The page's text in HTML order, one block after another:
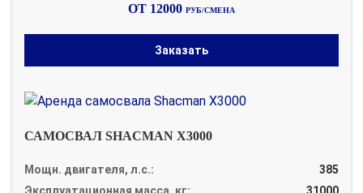
ОТ 12000 РУБ/СМЕНА
Заказать
САМОСВАЛ SHACMAN X3000
Мощн. двигателя, л.с.:
385